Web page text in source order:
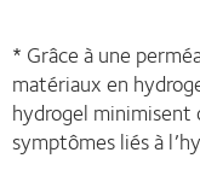
* Grâce à une
matériaux en
hydrogel minimisent
symptômes liés à